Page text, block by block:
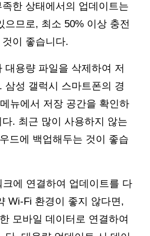
한 상태에서의 업데이트는
으므로, 최소 50% 이상 충전
이 좋습니다.
대용량 파일을 삭제하여 저
삼성 갤럭시 스마트폰의 경
뉴에서 저장 공간을 확인하
. 최근 많이 사용하지 않는
드에 백업해두는 것이 좋습
에 연결하여 업데이트를 다
Wi-Fi 환경이 좋지 않다면,
모바일 데이터로 연결하여